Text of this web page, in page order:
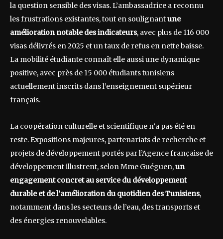
la question sensible des visas. L’ambassadrice a reconnu
les frustrations existantes, tout en soulignantune
amélioration notable des indicateurs, avec plus de 116 000
visas délivrés en 2025 et un taux de refus en nette baisse.
La mobilité étudiante connaît elle aussi une dynamique
positive, avec près de 15 000 étudiants tunisiens
actuellement inscrits dans l’enseignement supérieur
français.
La coopération culturelle et scientifique n’a pas été en
reste. Expositions majeures, partenariats de recherche et
projets de développement portés par l’Agence française de
développement illustrent, selon Mme Guéguen,un
engagement concret au service du développement
durable et de l’amélioration du quotidien des Tunisiens,
notamment dans les secteurs de l’eau, des transports et
des énergies renouvelables.